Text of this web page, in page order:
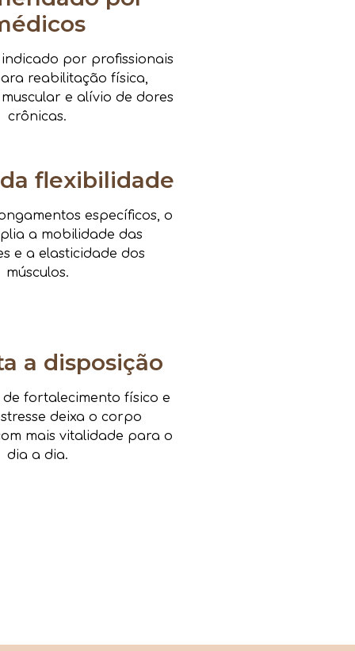
por profissionais
reabilitação física,
e alívio de dores
crônicas.
flexibilidade
específicos, o
a mobilidade das
e a elasticidade dos
músculos.
a disposição
fortalecimento físico e
deixa o corpo
mais vitalidade para o
dia a dia.